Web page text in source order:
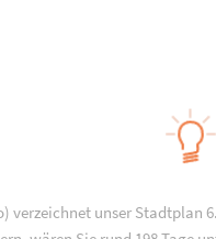
verzeichnet unser Stadtplan